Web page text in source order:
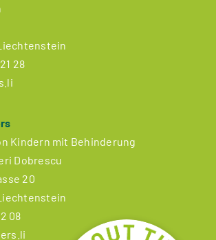
28
Kindern mit Behinderung
Dobrescu
20
08